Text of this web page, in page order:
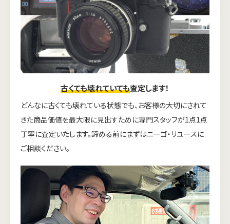
古くても壊れていても査定します！
どんなに古くても壊れている状態でも、お客様の大切にされて
きた商品価値を最大限に見出すために専門スタッフが1点1点
丁寧に査定いたします。諦める前にまずはニーゴ・リユースに
ご相談ください。